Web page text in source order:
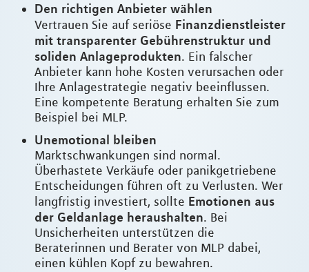
Den richtigen Anbieter wählen
Vertrauen Sie auf seriöse Finanzdienstleister
mit transparenter Gebührenstruktur und
soliden Anlageprodukten. Ein falscher
Anbieter kann hohe Kosten verursachen oder
Ihre Anlagestrategie negativ beeinflussen.
Eine kompetente Beratung erhalten Sie zum
Beispiel bei MLP.
Unemotional bleiben
Marktschwankungen sind normal.
Überhastete Verkäufe oder panikgetriebene
Entscheidungen führen oft zu Verlusten. Wer
langfristig investiert, sollte Emotionen aus
der Geldanlage heraushalten. Bei
Unsicherheiten unterstützen die
Beraterinnen und Berater von MLP dabei,
einen kühlen Kopf zu bewahren.